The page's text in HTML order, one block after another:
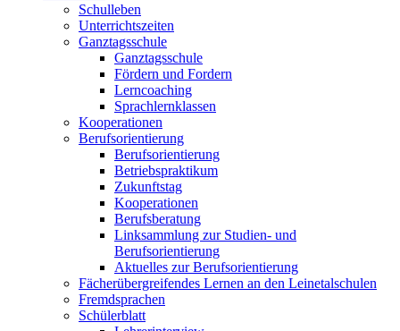
Schulleben
Unterrichtszeiten
Ganztagsschule
Ganztagsschule
Fördern und Fordern
Lerncoaching
Sprachlernklassen
Kooperationen
Berufsorientierung
Berufsorientierung
Betriebspraktikum
Zukunftstag
Kooperationen
Berufsberatung
Linksammlung zur Studien- und
Berufsorientierung
Aktuelles zur Berufsorientierung
Fächerübergreifendes Lernen an den Leinetalschulen
Fremdsprachen
Schülerblatt